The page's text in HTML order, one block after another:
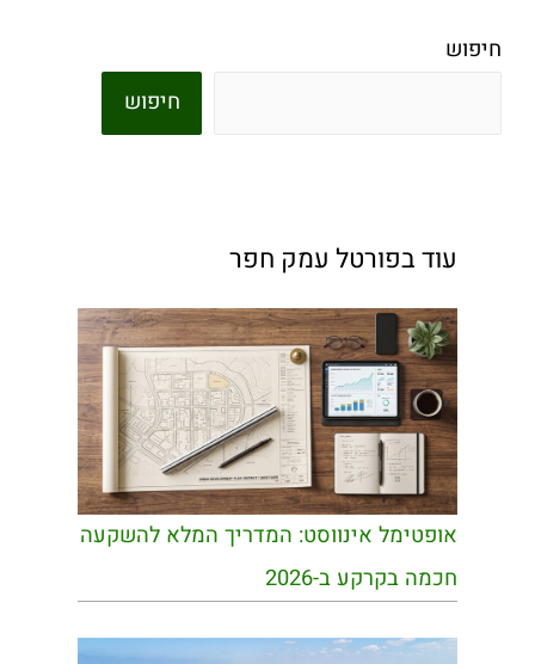
חיפוש
חיפוש
עוד בפורטל עמק חפר
אופטימל אינווסט: המדריך המלא להשקעה
חכמה בקרקע ב-2026